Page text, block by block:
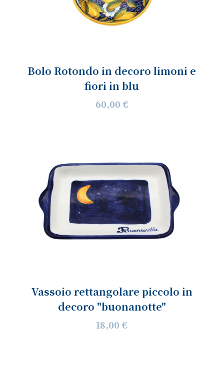
Bolo Rotondo in decoro limoni e
fiori in blu
60,00 €
Vassoio rettangolare piccolo in
decoro "buonanotte"
18,00 €